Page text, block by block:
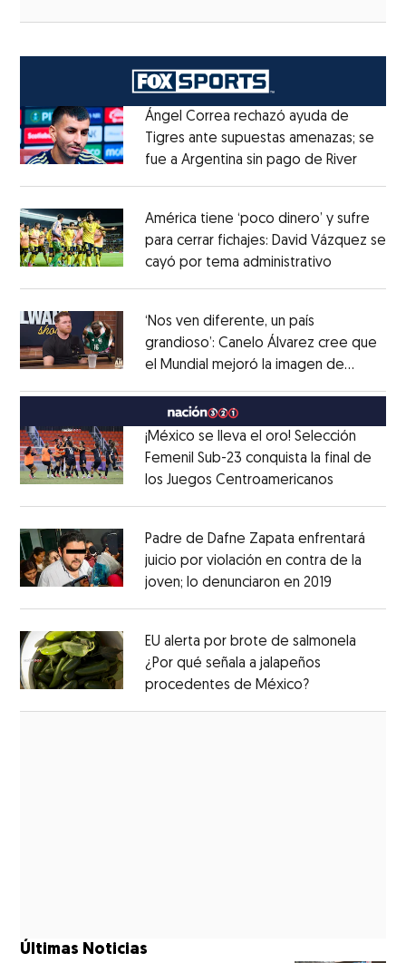
Ángel Correa rechazó ayuda de
Tigres ante supuestas amenazas; se
fue a Argentina sin pago de RiverOpens
América tiene ‘poco dinero’ y sufre
para cerrar fichajes: David Vázquez se
cayó por tema administrativo
‘Nos ven diferente, un país
grandioso’: Canelo Álvarez cree que
el Mundial mejoró la imagen de
MéxicoOpens in new window
¡México se lleva el oro! Selección
Femenil Sub-23 conquista la final de
los Juegos Centroamericanos
Padre de Dafne Zapata enfrentará
juicio por violación en contra de la
joven; lo denunciaron en 2019
EU alerta por brote de salmonela
¿Por qué señala a jalapeños
procedentes de México?Opens in new
Últimas Noticias